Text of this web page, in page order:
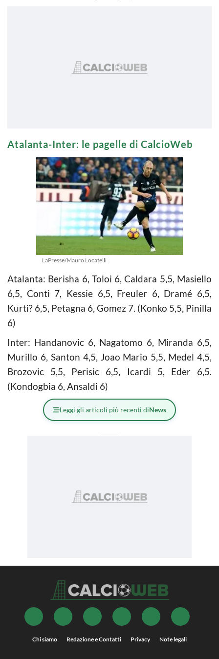
Atalanta-Inter: le pagelle di CalcioWeb
LaPresse/Mauro Locatelli
Atalanta: Berisha 6, Toloi 6, Caldara 5,5, Masiello
6,5, Conti 7, Kessie 6,5, Freuler 6, Dramé 6,5,
Kurti? 6,5, Petagna 6, Gomez 7. (Konko 5,5, Pinilla
6)
Inter: Handanovic 6, Nagatomo 6, Miranda 6,5,
Murillo 6, Santon 4,5, Joao Mario 5,5, Medel 4,5,
Brozovic 5,5, Perisic 6,5, Icardi 5, Eder 6,5.
(Kondogbia 6, Ansaldi 6)
Leggi gli articoli più recenti diNews
Chi siamo Redazione e Contatti Privacy Note legali